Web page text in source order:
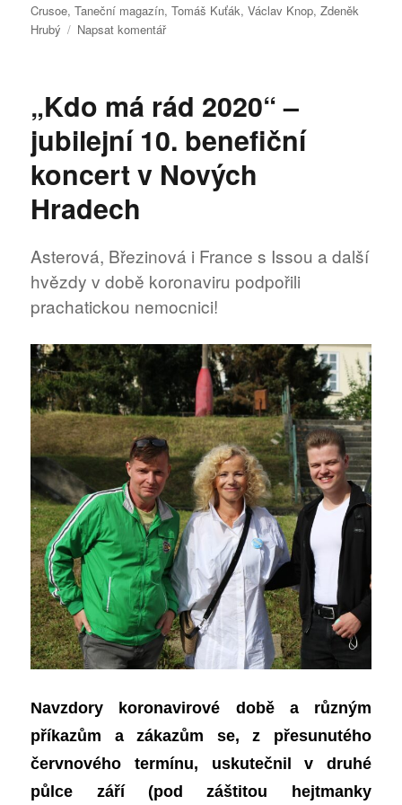
Crusoe,Taneční magazín,Tomáš Kuťák,Václav Knop,Zdeněk
Hrubý
Napsat komentářpro
Robinson
Na
„Kdo má rád 2020“ –
jubilejní 10. benefiční
koncert v Nových
Hradech
Asterová, Březinová i France s Issou a další
hvězdy v době koronaviru podpořili
prachatickou nemocnici!
Navzdory koronavirové době a různým
příkazům a zákazům se, z přesunutého
červnového termínu, uskutečnil v druhé
půlce září (pod záštitou hejtmanky